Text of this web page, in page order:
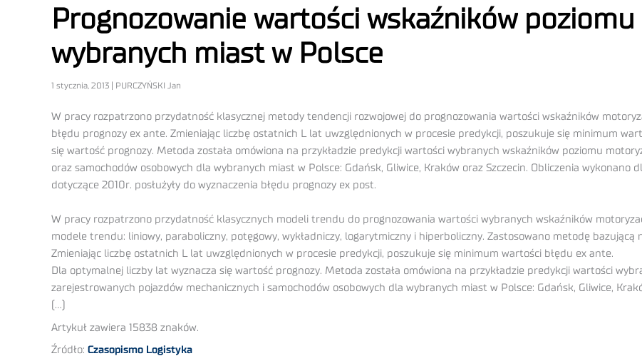
Prognozowanie wartości wskaźników
wybranych miast w Polsce
1 stycznia, 2013 | PURCZYŃSKI Jan
W pracy rozpatrzono przydatność klasycznej metody tendencji rozwojowej do prognozowania wartości wskaźników
błędu prognozy ex ante. Zmieniając liczbę ostatnich L lat uwzględnionych w procesie predykcji, poszukuje się minimum
się wartość prognozy. Metoda została omówiona na przykładzie predykcji wartości wybranych wskaźników poziomu
oraz samochodów osobowych dla wybranych miast w Polsce: Gdańsk, Gliwice, Kraków oraz Szczecin. Obliczenia
dotyczące 2010r. posłużyły do wyznaczenia błędu prognozy ex post.
W pracy rozpatrzono przydatność klasycznych modeli trendu do prognozowania wartości wybranych wskaźników
modele trendu: liniowy, paraboliczny, potęgowy, wykładniczy, logarytmiczny i hiperboliczny. Zastosowano metodę bazującą
Zmieniając liczbę ostatnich L lat uwzględnionych w procesie predykcji, poszukuje się minimum wartości błędu ex ante.
Dla optymalnej liczby lat wyznacza się wartość prognozy. Metoda została omówiona na przykładzie predykcji wartości
zarejestrowanych pojazdów mechanicznych i samochodów osobowych dla wybranych miast w Polsce: Gdańsk, Gliwice,
(…)
Artykuł zawiera 15838 znaków.
Źródło: Czasopismo Logistyka